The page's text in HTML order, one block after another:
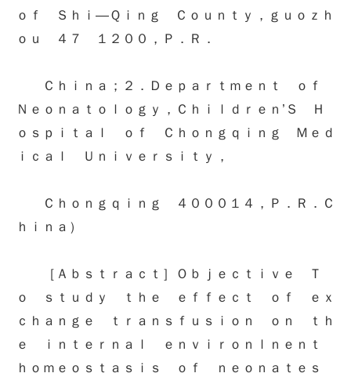
ｏｆ Ｓｈｉ—Ｑｉｎｇ Ｃｏｕｎｔｙ，ｇｕｏｚｈ
ｏｕ ４７ １２００，Ｐ．Ｒ．
Ｃｈｉｎａ；２．Ｄｅｐａｒｔｍｅｎｔ ｏｆ
Ｎｅｏｎａｔｏｌｏｇｙ，Ｃｈｉｌｄｒｅｎ’Ｓ Ｈ
ｏｓｐｉｔａｌ ｏｆ Ｃｈｏｎｇｑｉｎｇ Ｍｅｄ
ｉｃａｌ Ｕｎｉｖｅｒｓｉｔｙ，
Ｃｈｏｎｇｑｉｎｇ ４０００１４，Ｐ．Ｒ．Ｃ
ｈｉｎａ）
［Ａｂｓｔｒａｃｔ］Ｏｂｊｅｃｔｉｖｅ Ｔ
ｏ ｓｔｕｄｙ ｔｈｅ ｅｆｆｅｃｔ ｏｆ ｅｘ
ｃｈａｎｇｅ ｔｒａｎｓｆｕｓｉｏｎ ｏｎ ｔｈ
ｅ ｉｎｔｅｒｎａｌ ｅｎｖｉｒｏｎｌｎｅｎｔ
ｈｏｍｅｏｓｔａｓｉｓ ｏｆ ｎｅｏｎａｔｅｓ